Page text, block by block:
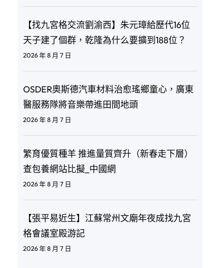
【找九宮格交流劉渝西】朱元璋給歷代16位
天子建了個群，乾隆為什么要擴到188位？
2026 年 8 月 7 日
OSDER奧斯德汽車材料治愈瑤鄉童心，廣東
醫服務隊將音樂帶進田間地頭
2026 年 8 月 7 日
繁育優質種羊 推進量質齊升（新春走下層）
查包養網站比擬_中國網
2026 年 8 月 7 日
【張平易近生】江蘇常州文廟年夜成找九宮
格會議室殿游記
2026 年 8 月 7 日